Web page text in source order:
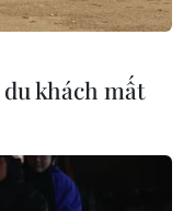
khách mất